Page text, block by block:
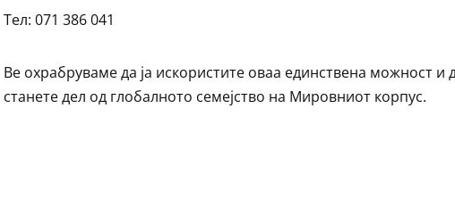
Тел: 071 386 041
Ве охрабруваме да ја искористите оваа единствена можност и
станете дел од глобалното семејство на Мировниот корпус.